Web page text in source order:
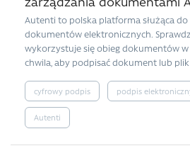
Autenti to polska platforma służąca
dokumentów elektronicznych.
wykorzystuje się obieg dokumentów
chwila, aby podpisać dokument lub plik
cyfrowy podpis podpis
Autenti